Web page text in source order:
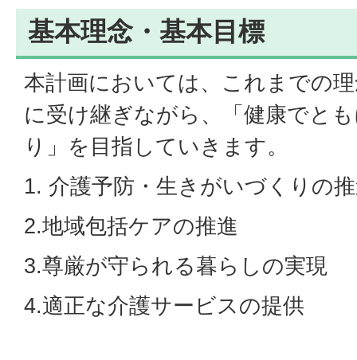
基本理念・基本目標
本計画においては、これまでの
に受け継ぎながら、「健康でと
り」を目指していきます。
1. 介護予防・生きがいづくりの
2.地域包括ケアの推進
3.尊厳が守られる暮らしの実現
4.適正な介護サービスの提供